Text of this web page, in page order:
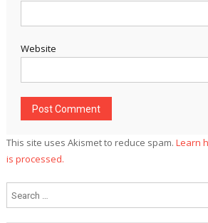
Website
This site uses Akismet to reduce spam. Learn
is processed.